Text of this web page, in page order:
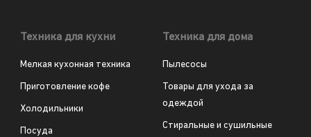
Техника для кухни
Мелкая кухонная техника
Приготовление кофе
Холодильники
Посуда
Техника для дома
Пылесосы
Товары для ухода за
одеждой
Стиральные и сушильные